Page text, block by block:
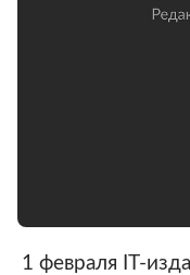
1 февраля IT-